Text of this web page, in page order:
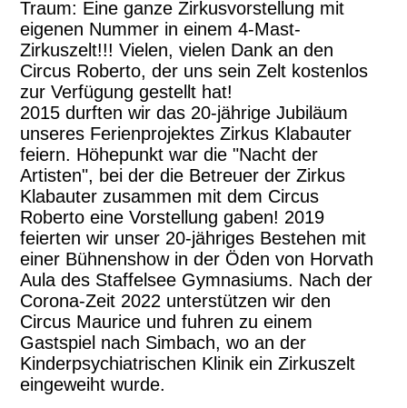
Traum: Eine ganze Zirkusvorstellung mit
eigenen Nummer in einem 4-Mast-
Zirkuszelt!!! Vielen, vielen Dank an den
Circus Roberto, der uns sein Zelt kostenlos
zur Verfügung gestellt hat!
2015 durften wir das 20-jährige Jubiläum
unseres Ferienprojektes Zirkus Klabauter
feiern. Höhepunkt war die "Nacht der
Artisten", bei der die Betreuer der Zirkus
Klabauter zusammen mit dem Circus
Roberto eine Vorstellung gaben! 2019
feierten wir unser 20-jähriges Bestehen mit
einer Bühnenshow in der Öden von Horvath
Aula des Staffelsee Gymnasiums. Nach der
Corona-Zeit 2022 unterstützen wir den
Circus Maurice und fuhren zu einem
Gastspiel nach Simbach, wo an der
Kinderpsychiatrischen Klinik ein Zirkuszelt
eingeweiht wurde.